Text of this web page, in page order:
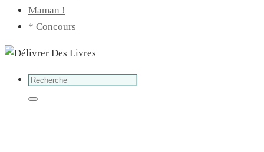
Maman !
* Concours
Search
for:
Search